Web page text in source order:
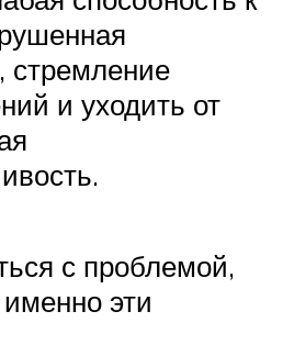
стремление
и уходить от
с проблемой,
эти